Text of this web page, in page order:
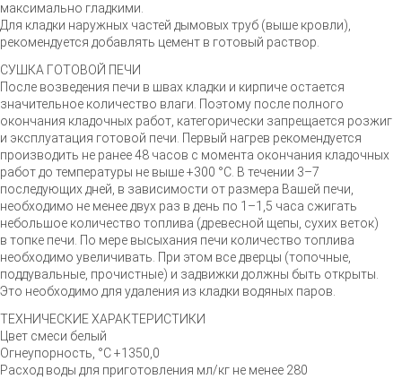
максимально гладкими.
Для кладки наружных частей дымовых труб (выше кровли),
рекомендуется добавлять цемент в готовый раствор.
СУШКА ГОТОВОЙ ПЕЧИ
После возведения печи в швах кладки и кирпиче остается
значительное количество влаги. Поэтому после полного
окончания кладочных работ, категорически запрещается розжиг
и эксплуатация готовой печи. Первый нагрев рекомендуется
производить не ранее 48 часов с момента окончания кладочных
работ до температуры не выше +300 °С. В течении 3–7
последующих дней, в зависимости от размера Вашей печи,
необходимо не менее двух раз в день по 1–1,5 часа сжигать
небольшое количество топлива (древесной щепы, сухих веток)
в топке печи. По мере высыхания печи количество топлива
необходимо увеличивать. При этом все дверцы (топочные,
поддувальные, прочистные) и задвижки должны быть открыты.
Это необходимо для удаления из кладки водяных паров.
ТЕХНИЧЕСКИЕ ХАРАКТЕРИСТИКИ
Цвет смеси белый
Огнеупорность, °С +1350,0
Расход воды для приготовления мл/кг не менее 280